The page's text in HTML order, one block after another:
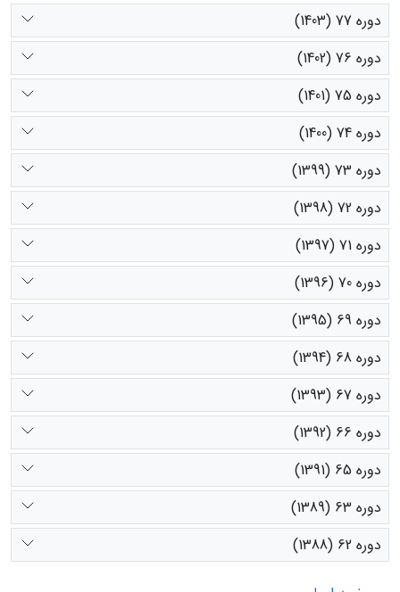
دوره 77 (1403)
دوره 76 (1402)
دوره 75 (1401)
دوره 74 (1400)
دوره 73 (1399)
دوره 72 (1398)
دوره 71 (1397)
دوره 70 (1396)
دوره 69 (1395)
دوره 68 (1394)
دوره 67 (1393)
دوره 66 (1392)
دوره 65 (1391)
دوره 63 (1389)
دوره 62 (1388)